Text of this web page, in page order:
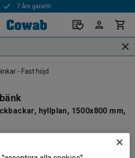
7 års garanti
- Fast höjd
hyllplan, 1500x800 mm,